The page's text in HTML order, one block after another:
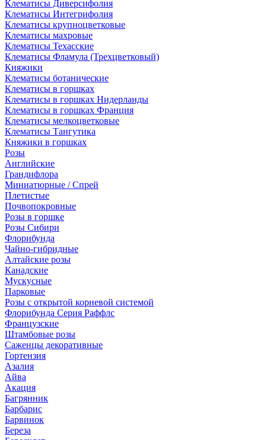
Клематисы Диверсифолия
Клематисы Интегрифолия
Клематисы крупноцветковые
Клематисы махровые
Клематисы Техасские
Клематисы Фламула (Трехцветковый)
Княжики
Клематисы ботанические
Клематисы в горшках
Клематисы в горшках Нидерланды
Клематисы в горшках Франция
Клематисы мелкоцветковые
Клематисы Тангутика
Княжики в горшках
Розы
Английские
Грандифлора
Миниатюрные / Спрей
Плетистые
Почвопокровные
Розы в горшке
Розы Сибири
Флорибунда
Чайно-гибридные
Алтайские розы
Канадские
Мускусные
Парковые
Розы с открытой корневой системой
Флорибунда Серия Раффлс
Французские
Штамбовые розы
Саженцы декоративные
Гортензия
Азалия
Айва
Акация
Багрянник
Барбарис
Барвинок
Береза